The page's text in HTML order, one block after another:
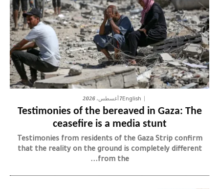
English7 أغسطس، 2026
Testimonies of the bereaved in Gaza: The
ceasefire is a media stunt
Testimonies from residents of the Gaza Strip confirm
that the reality on the ground is completely different
from the...